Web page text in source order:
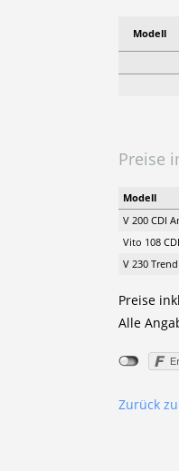
Modell
Preise
Modell
V 200 CDI
Vito 108 CDI
V 230 Trend
Preise
Alle
Zurück